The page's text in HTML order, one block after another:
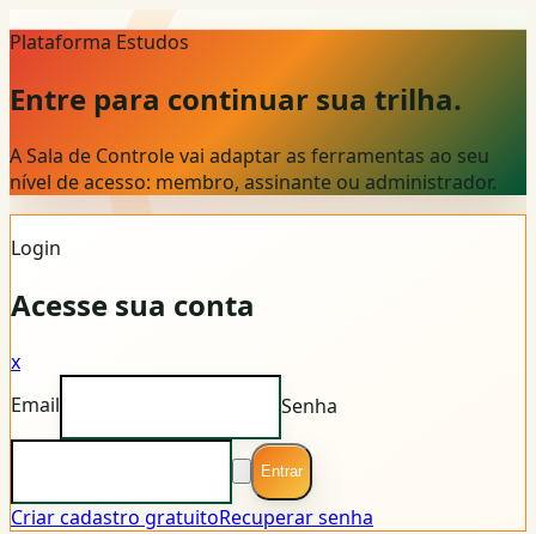
Plataforma Estudos
Entre para continuar sua trilha.
A Sala de Controle vai adaptar as ferramentas ao seu
nível de acesso: membro, assinante ou administrador.
Login
Acesse sua conta
x
Email
Senha
Entrar
Criar cadastro gratuitoRecuperar senha